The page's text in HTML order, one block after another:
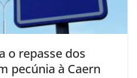
o repasse dos
pecúnia à Caern